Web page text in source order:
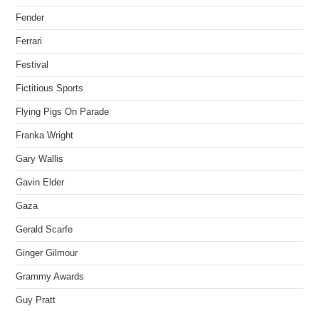
Fender
Ferrari
Festival
Fictitious Sports
Flying Pigs On Parade
Franka Wright
Gary Wallis
Gavin Elder
Gaza
Gerald Scarfe
Ginger Gilmour
Grammy Awards
Guy Pratt